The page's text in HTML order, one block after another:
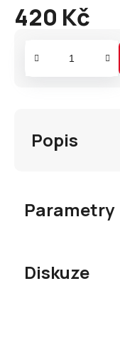
420 Kč
Měrná
Popis
Parametry
Diskuze